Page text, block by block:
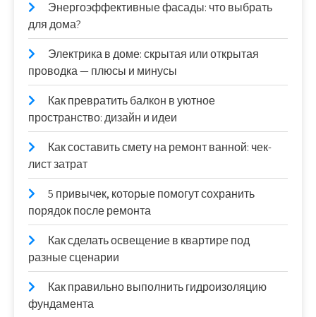
Энергоэффективные фасады: что выбрать
для дома?
Электрика в доме: скрытая или открытая
проводка — плюсы и минусы
Как превратить балкон в уютное
пространство: дизайн и идеи
Как составить смету на ремонт ванной: чек-
лист затрат
5 привычек, которые помогут сохранить
порядок после ремонта
Как сделать освещение в квартире под
разные сценарии
Как правильно выполнить гидроизоляцию
фундамента